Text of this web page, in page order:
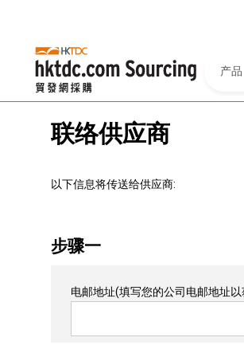
产品
联络供应商
以下信息将传送给供应商:
步骤一
电邮地址(填写您的公司电邮地址